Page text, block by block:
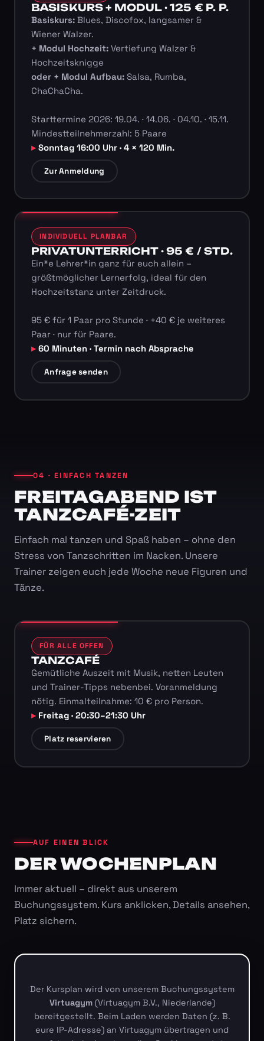
BASISKURS + MODUL · 125 € P. P.
Basiskurs:Blues, Discofox, langsamer &
Wiener Walzer.
+ Modul Hochzeit:Vertiefung Walzer &
Hochzeitsknigge
oder + Modul Aufbau:Salsa, Rumba,
ChaChaCha.
Starttermine 2026: 19.04. · 14.06. · 04.10. · 15.11.
Mindestteilnehmerzahl: 5 Paare
Sonntag 16:00 Uhr · 4 × 120 Min.
Zur Anmeldung
INDIVIDUELL PLANBAR
PRIVATUNTERRICHT · 95 € / STD.
Ein*e Lehrer*in ganz für euch allein –
größtmöglicher Lernerfolg, ideal für den
Hochzeitstanz unter Zeitdruck.
95 € für 1 Paar pro Stunde · +40 € je weiteres
Paar · nur für Paare.
60 Minuten · Termin nach Absprache
Anfrage senden
04 · EINFACH TANZEN
FREITAGABEND IST
TANZCAFÉ-ZEIT
Einfach mal tanzen und Spaß haben – ohne den
Stress von Tanzschritten im Nacken. Unsere
Trainer zeigen euch jede Woche neue Figuren und
Tänze.
FÜR ALLE OFFEN
TANZCAFÉ
Gemütliche Auszeit mit Musik, netten Leuten
und Trainer-Tipps nebenbei. Voranmeldung
nötig. Einmalteilnahme: 10 € pro Person.
Freitag · 20:30–21:30 Uhr
Platz reservieren
AUF EINEN BLICK
DER WOCHENPLAN
Immer aktuell – direkt aus unserem
Buchungssystem. Kurs anklicken, Details ansehen,
Platz sichern.
Der Kursplan wird von unserem Buchungssystem
Virtuagym(Virtuagym B.V., Niederlande)
bereitgestellt. Beim Laden werden Daten (z. B.
eure IP-Adresse) an Virtuagym übertragen und